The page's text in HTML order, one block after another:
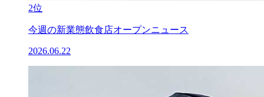
2位
今週の新業態飲食店オープンニュース
2026.06.22